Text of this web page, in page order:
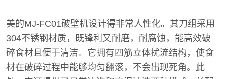
美的MJ-FC01破壁机设计得非常人性化。其刀组采用
304不锈钢材质，既锋利又耐磨，耐腐蚀，能高效破
碎食材且便于清洁。它拥有四筋立体扰流结构，使食
材在破碎过程中能够均匀翻滚，不会出现死角。此